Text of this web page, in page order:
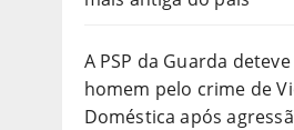
A PSP da Guarda
homem pelo crime de
Doméstica após